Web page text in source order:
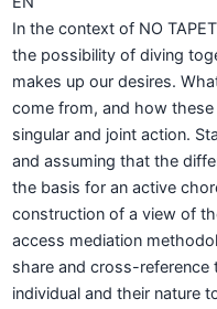
In the context of NO
the possibility of diving
makes up our desires.
come from, and how
singular and joint action.
and assuming that the
the basis for an active
construction of a view of
access mediation
share and cross-reference
individual and their nature